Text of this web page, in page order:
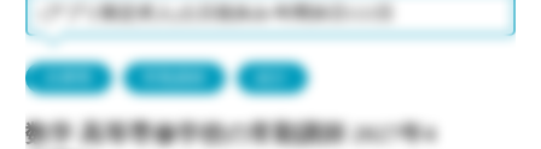
(アプリ限定求人)土日祝休み/年間休日122日
数学 高等専修学校の常勤講師 2027年4